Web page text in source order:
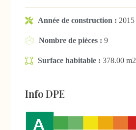
Année de construction : 2015
Nombre de pièces : 9
Surface habitable : 378.00 m2
Info DPE